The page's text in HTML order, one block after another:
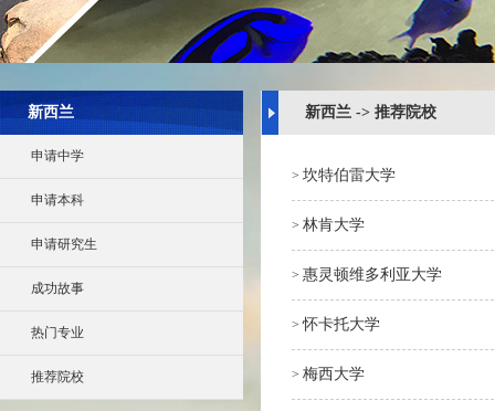
新西兰
申请中学
申请本科
申请研究生
成功故事
热门专业
推荐院校
新西兰 -> 推荐院校
> 坎特伯雷大学
> 林肯大学
> 惠灵顿维多利亚大学
>怀卡托大学
> 梅西大学